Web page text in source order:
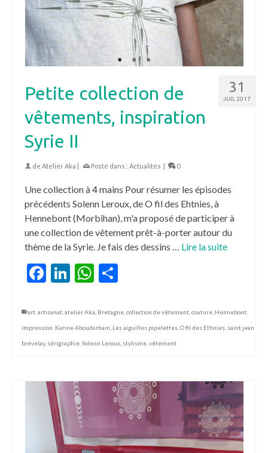
31
JUIL 2017
Petite collection de
vêtements, inspiration
Syrie II
de Atelier Aka | Posté dans : Actualités | 0
Une collection à 4 mains Pour résumer les épisodes
précédents Solenn Leroux, de O fil des Ehtnies, à
Hennebont (Morbihan), m'a proposé de participer à
une collection de vêtement prêt-à-porter autour du
thème de la Syrie. Je fais des dessins … Lire la suite
Facebook
LinkedIn
WhatsApp
art artisanat atelier Aka Bretagne collection de vêtement couture Hennebont
impression Karine Aboudarham Les aiguilles pipelettes O fil des Ethnies saint jean
brévelay, sérigraphie Solenn Leroux stylisme vêtement